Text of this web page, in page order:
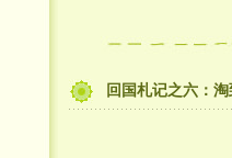
回国札记之六：